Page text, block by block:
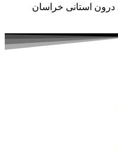
درون استانی خراسان